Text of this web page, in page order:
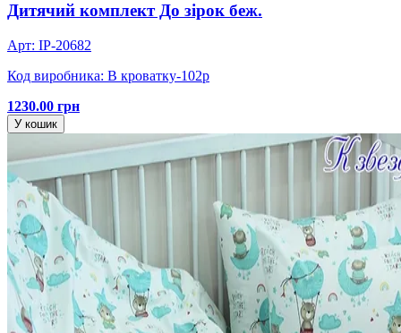
Дитячий комплект До зірок беж.
Арт: IP-20682
Код виробника: В кроватку-102р
1230.00 грн
У кошик